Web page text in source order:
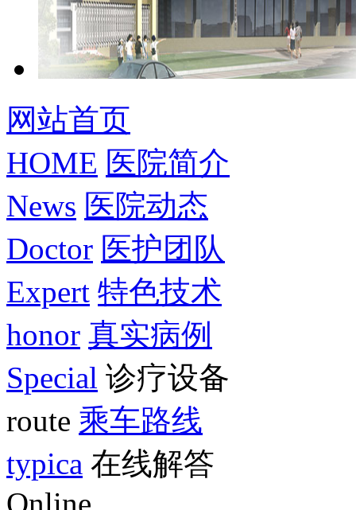
网站首页
HOME 医院简介
News 医院动态
Doctor 医护团队
Expert 特色技术
honor 真实病例
Special 诊疗设备
route 乘车路线
typica 在线解答